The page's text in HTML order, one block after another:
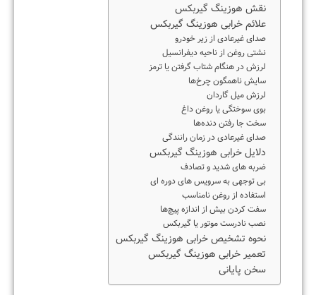
نقش هوزینگ گیربکس
علائم خرابی هوزینگ گیربکس
صدای غیرعادی از زیر خودرو
نشتی روغن از ناحیه دیفرانسیل
لرزش در هنگام شتاب گرفتن یا ترمز
سایش ناهمگون چرخ‌ها
لرزش میل گاردان
بوی سوختگی یا روغن داغ
سخت جا رفتن دنده‌ها
صدای غیرعادی در زمان رانندگی
دلایل خرابی هوزینگ گیربکس
ضربه‌ های شدید و تصادف
بی‌ توجهی به سرویس‌ های دوره‌ ای
استفاده از روغن نامناسب
سفت کردن بیش از اندازه پیچ‌ها
نصب نادرست موتور یا گیربکس
نحوه تشخیص خرابی هوزینگ گیربکس
تعمیر خرابی هوزینگ گیربکس
سخن پایانی